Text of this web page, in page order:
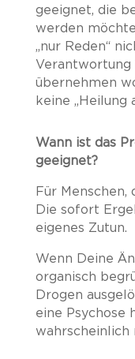
geeignet, die
werden
„nur Reden“
Verantwortung
übernehmen
keine „Heilung
Wann ist das
geeignet?
Für Menschen,
Die sofort
eigenes Zutun.
Wenn Deine
organisch
Drogen
eine Psychose
wahrscheinlich